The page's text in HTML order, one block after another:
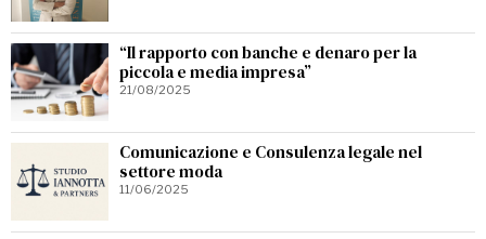
“Il rapporto con banche e denaro per la
piccola e media impresa”
21/08/2025
Comunicazione e Consulenza legale nel
settore moda
11/06/2025